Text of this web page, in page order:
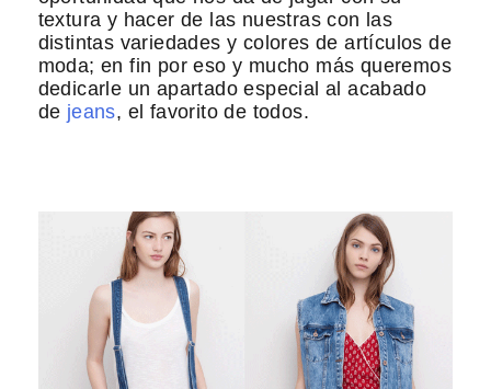
textura y hacer de las nuestras con las
distintas variedades y colores de artículos de
moda; en fin por eso y mucho más queremos
dedicarle un apartado especial al acabado
de jeans, el favorito de todos.